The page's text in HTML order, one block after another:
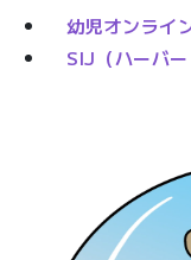
幼児オンライ
SIJ（ハーバー